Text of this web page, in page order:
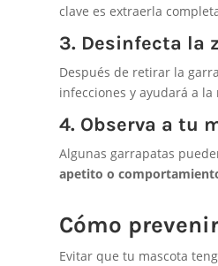
clave es extraerla
3. Desinfecta la
Después de retirar la
infecciones y ayudará a
4. Observa a tu
Algunas garrapatas
apetito o
Cómo
Evitar que tu mascota